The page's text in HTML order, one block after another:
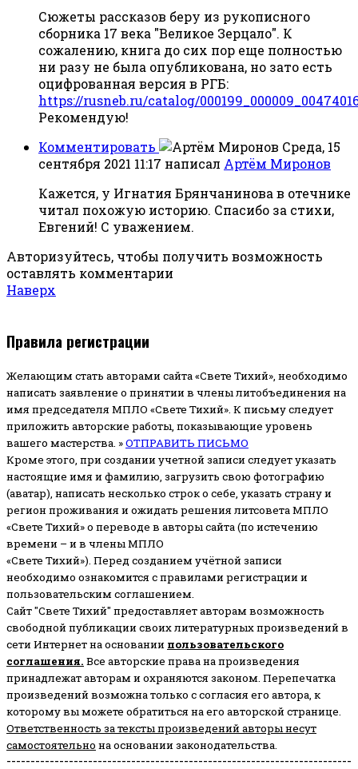
Сюжеты рассказов беру из рукописного
сборника 17 века "Великое Зерцало". К
сожалению, книга до сих пор еще полностью
ни разу не была опубликована, но зато есть
оцифрованная версия в РГБ:
https://rusneb.ru/catalog/
Рекомендую!
Комментировать
Среда, 15
сентября 2021 11:17 написал Артём Миронов
Кажется, у Игнатия Брянчанинова в отечнике
читал похожую историю. Спасибо за стихи,
Евгений! С уважением.
Авторизуйтесь, чтобы получить возможность
оставлять комментарии
Наверх
Правила регистрации
Желающим стать авторами сайта «Свете Тихий», необходимо
написать заявление о принятии в члены литобъединения на
имя председателя МПЛО «Свете Тихий». К письму следует
приложить авторские работы, показывающие уровень
вашего мастерства. »ОТПРАВИТЬ ПИСЬМО
Кроме этого, при создании учетной записи следует указать
настоящие имя и фамилию, загрузить свою фотографию
(аватар), написать несколько строк о себе, указать страну и
регион проживания и ожидать решения литсовета МПЛО
«Свете Тихий» о переводе в авторы сайта (по истечению
времени – и в члены МПЛО
«Свете Тихий»). Перед созданием учётной записи
необходимо ознакомится с правилами регистрации и
пользовательским соглашением.
Сайт "Свете Тихий" предоставляет авторам возможность
свободной публикации своих литературных произведений в
сети Интернет на основании пользовательского
соглашения. Все авторские права на произведения
принадлежат авторам и охраняются законом. Перепечатка
произведений возможна только с согласия его автора, к
которому вы можете обратиться на его авторской странице.
Ответственность за тексты произведений авторы несут
самостоятельно на основании законодательства.
------------------------------------------------------------------------